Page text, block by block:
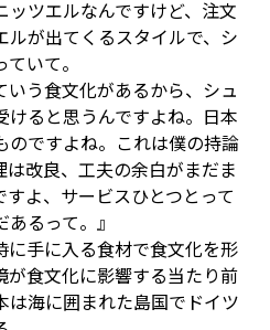
ッツエルなんですけど、注文
ルが出てくるスタイルで、シ
いて。
いう食文化があるから、シュ
ると思うんですよね。日本
のですよね。これは僕の持論
改良、工夫の余白がまだま
よ、サービスひとつとって
るって。』
手に入る食材で食文化を形
が食文化に影響する当たり前
は海に囲まれた島国でドイツ